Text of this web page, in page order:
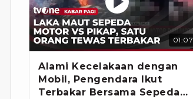
01:07
Alami Kecelakaan dengan
Mobil, Pengendara Ikut
Terbakar Bersama Sepeda